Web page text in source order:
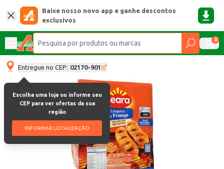
Baixe nosso novo app e ganhe descontos
exclusivos
0
Entregue no CEP: 02170-901
Escolha uma loja ou informe seu
CEP para ver ofertas da sua
região
INFORMAR LOCALIZAÇÃO